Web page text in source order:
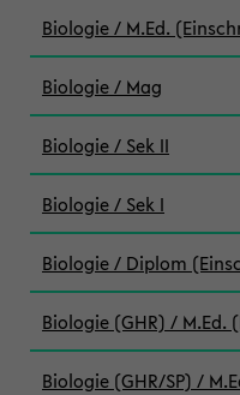
Biologie / M.Ed.
Biologie / Mag
Biologie / Sek II
Biologie / Sek I
Biologie / Diplom
Biologie (GHR) / M.Ed.
Biologie (GHR/SP) /